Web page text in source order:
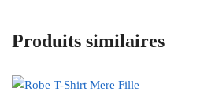
Produits similaires